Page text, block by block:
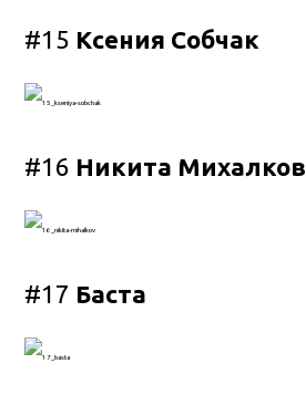
#15 Ксения Собчак
#16 Никита Михалков
#17 Баста